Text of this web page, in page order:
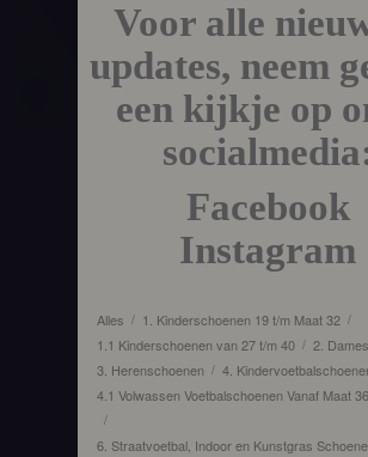
Voor alle
updates, neem
een kijkje op
Facebook
Instagram
Alles / 1. Kinderschoenen 19 t/m Maat 32 /
1.1 Kinderschoenen van 27 t/m 40 / 2.
3. Herenschoenen / 4.
4.1 Volwassen Voetbalschoenen Vanaf Maat 36
/
6. Straatvoetbal, Indoor en Kunstgras